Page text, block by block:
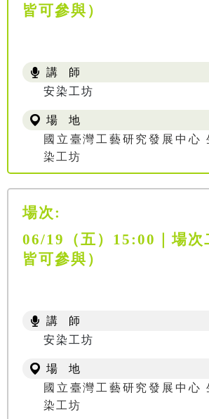
皆可參與）
講 師
安染工坊
場 地
國立臺灣工藝研究發展中心
染工坊
場次:
06/19（五）15:00｜場次
皆可參與）
講 師
安染工坊
場 地
國立臺灣工藝研究發展中心
染工坊